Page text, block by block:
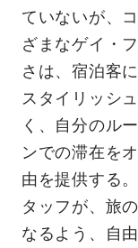
ていないが、
ざまなゲイ・
さは、宿泊客
スタイリッシ
く、自分のル
ンでの滞在を
由を提供する
タッフが、旅
なるよう、自